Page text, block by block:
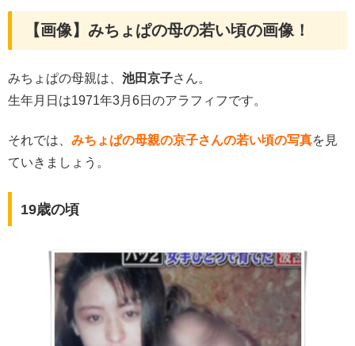
【画像】みちょぱの母の若い頃の画像！
みちょぱの母親は、 池田京子さん。
生年月日は1971年3月6日のアラフィフです。
それでは、 みちょぱの母親の京子さんの若い頃の写真を見
ていきましょう。
19歳の頃